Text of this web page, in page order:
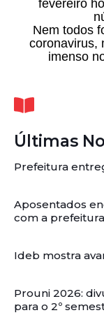
fevereiro
Nem todos
coronavirus,
imenso
Últimas
Prefeitura
Aposentados
com a
Ideb mostra
Prouni 2026:
para o 2º